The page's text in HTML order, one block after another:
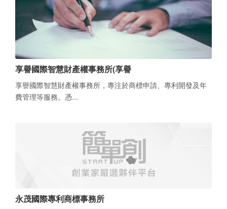
享譽國際智慧財產權事務所(享譽
享譽國際智慧財產權事務所，專注於商標申請、專利開發及年
費管理等服務。憑...
永茂國際專利商標事務所